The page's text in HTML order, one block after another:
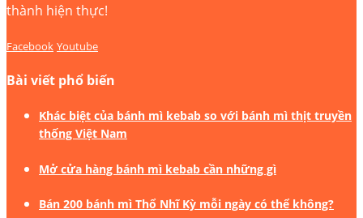
thành hiện thực!
Facebook Youtube
Bài viết phổ biến
Khác biệt của bánh mì kebab so với bánh mì thịt truyền
thống Việt Nam
Mở cửa hàng bánh mì kebab cần những gì
Bán 200 bánh mì Thổ Nhĩ Kỳ mỗi ngày có thể không?